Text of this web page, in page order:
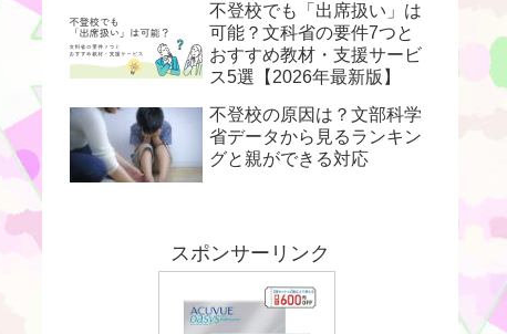
不登校でも「出席扱い」は
可能？文科省の要件7つと
おすすめ教材・支援サービ
ス5選【2026年最新版】
不登校の原因は？文部科学
省データから見るランキン
グと親ができる対応
スポンサーリンク